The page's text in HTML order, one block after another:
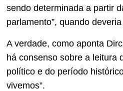
sendo determinada a partir
parlamento”, quando
A verdade, como aponta
há consenso sobre a leitura
político e do período
vivemos”.